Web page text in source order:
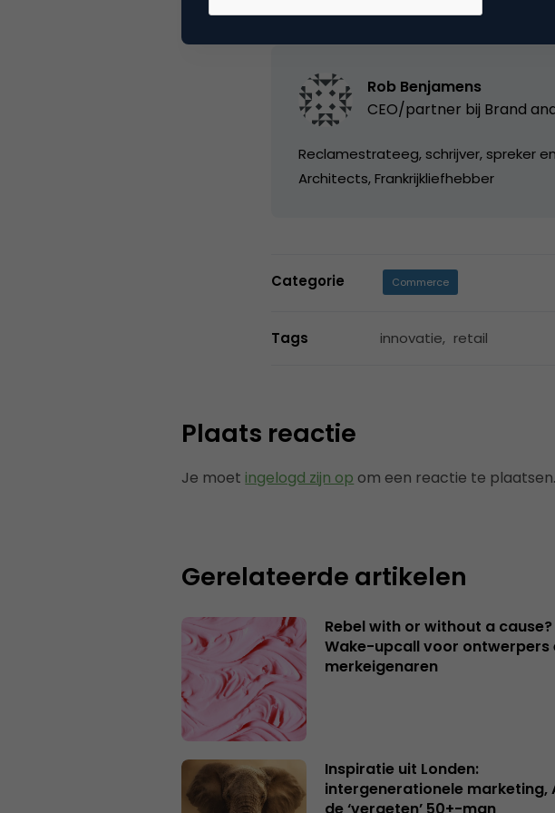
Rob Benjamens
CEO/partner bij Brand
Reclamestrateeg, schrijver, spreker
Architects, Frankrijkliefhebber
Categorie Commerce
Tags innovatie, retail
Plaats reactie
Je moet ingelogd zijn op om een reactie te plaatsen.
Gerelateerde artikelen
Rebel with or without a cause?
Wake-upcall voor ontwerpers
merkeigenaren
Inspiratie uit Londen:
intergenerationele marketing,